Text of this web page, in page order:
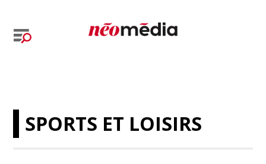
SPORTS ET LOISIRS